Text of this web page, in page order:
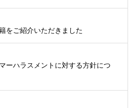
をご紹介いただきました
ーハラスメントに対する方針につ